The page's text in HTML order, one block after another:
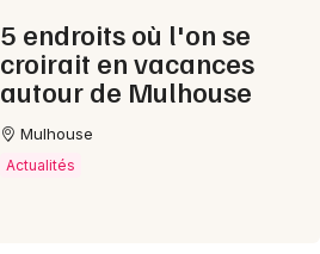
5 endroits où l'on se
croirait en vacances
autour de Mulhouse
Mulhouse
Actualités